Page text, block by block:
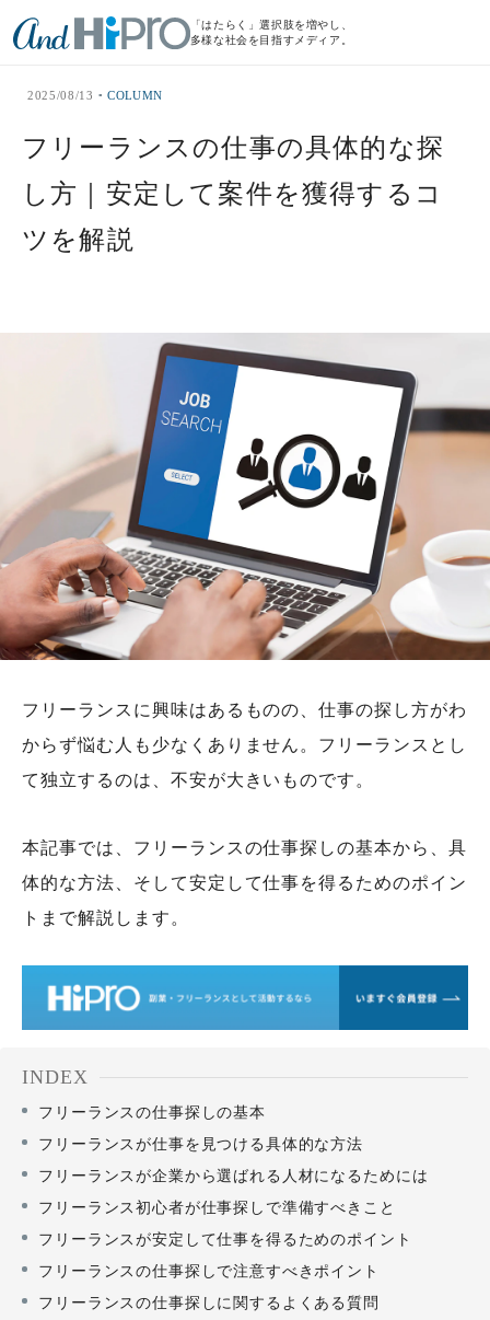
「はたらく」選択肢を増やし、
多様な社会を目指すメディア。
2025/08/13 COLUMN
フリーランスの仕事の具体的な探
し方｜安定して案件を獲得するコ
ツを解説
フリーランスに興味はあるものの、仕事の探し方がわ
からず悩む人も少なくありません。フリーランスとし
て独立するのは、不安が大きいものです。
本記事では、フリーランスの仕事探しの基本から、具
体的な方法、そして安定して仕事を得るためのポイン
トまで解説します。
INDEX
フリーランスの仕事探しの基本
フリーランスが仕事を見つける具体的な方法
フリーランスが企業から選ばれる人材になるためには
フリーランス初心者が仕事探しで準備すべきこと
フリーランスが安定して仕事を得るためのポイント
フリーランスの仕事探しで注意すべきポイント
フリーランスの仕事探しに関するよくある質問